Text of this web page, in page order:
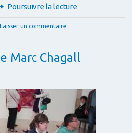
Poursuivre la lecture
Laisser un commentaire
Marc Chagall